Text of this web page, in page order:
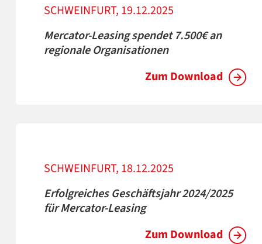
SCHWEINFURT, 19.12.2025
Mercator-Leasing spendet 7.500€ an
regionale Organisationen
Zum Download
SCHWEINFURT, 18.12.2025
Erfolgreiches Geschäftsjahr 2024/2025
für Mercator-Leasing
Zum Download